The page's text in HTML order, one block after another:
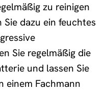
zu reinigen
dazu ein feuchtes
Sie regelmäßig die
und lassen Sie
einem Fachmann